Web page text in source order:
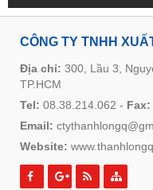
CÔNG TY TNHH
Địa chỉ: 300, Lầu 3,
TP.HCM
Tel: 08.38.214.062 - Fax:
Email:
Website: